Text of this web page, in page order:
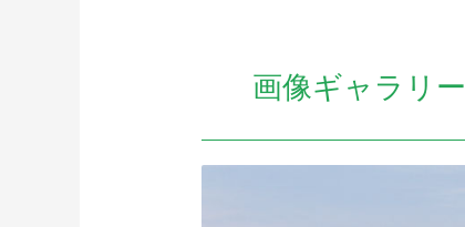
画像ギャラリー